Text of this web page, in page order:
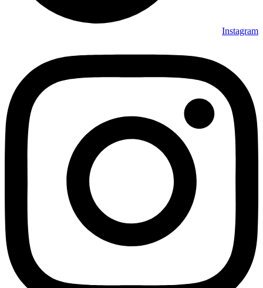
Instagram